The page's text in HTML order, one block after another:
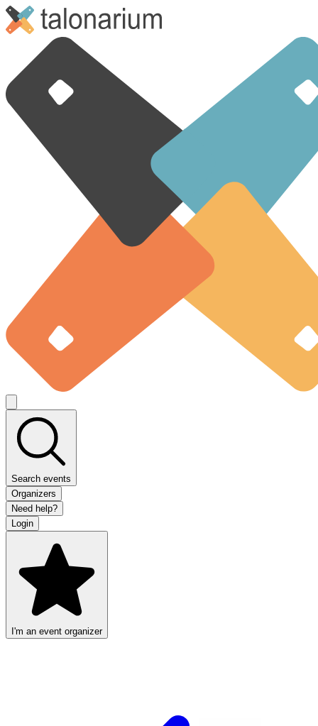
Search events
Organizers
Need help?
Login
I'm an event organizer